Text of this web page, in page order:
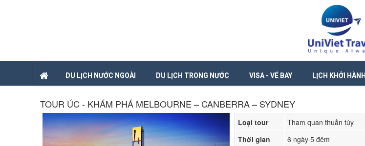
DU LỊCH NƯỚC NGOÀI DU LỊCH TRONG NƯỚC VISA - VÉ BAY LỊCH KHỞI HÀNH
TOUR ÚC - KHÁM PHÁ MELBOURNE – CANBERRA – SYDNEY
Loại tour
Tham quan thuần túy
Thời gian
6 ngày 5 đêm